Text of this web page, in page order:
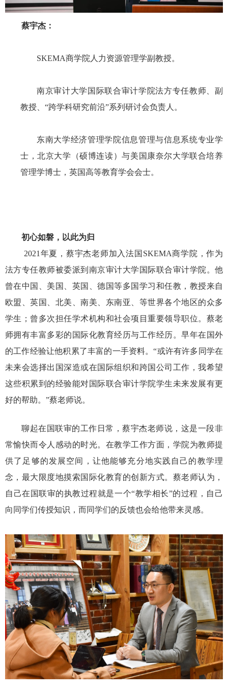
蔡宇杰：
SKEMA商学院人力资源管理学副教授。
南京审计大学国际联合审计学院法方专任教师、副
教授、“跨学科研究前沿”系列研讨会负责人。
东南大学经济管理学院信息管理与信息系统专业学
士，北京大学（硕博连读）与美国康奈尔大学联合培养
管理学博士，英国高等教育学会会士。
初心如磐，以此为归
2021 年夏，蔡宇杰老师加入法国 SKEMA商学院，作为
法方专任教师被委派到南京审计大学国际联合审计学院。他
曾在中国、美国、英国、德国等多国学习和任教，教授来自
欧盟、英国、北美、南美、东南亚、等世界各个地区的众多
学生；曾多次担任学术机构和社会项目重要领导职位。蔡老
师拥有丰富多彩的国际化教育经历与工作经历。早年在国外
的工作经验让他积累了丰富的一手资料。“或许有许多同学在
未来会选择出国深造或在国际组织和跨国公司工作，我希望
这些积累到的经验能对国际联合审计学院学生未来发展有更
好的帮助。”蔡老师说。
聊起在国联审的工作日常，蔡宇杰老师说，这是一段非
常愉快而令人感动的时光。在教学工作方面，学院为教师提
供了足够的发展空间，让他能够充分地实践自己的教学理
念，最大限度地摸索国际化教育的创新方式。蔡老师认为，
自己在国联审的执教过程就是一个“教学相长”的过程，自己
向同学们传授知识，而同学们的反馈也会给他带来灵感。